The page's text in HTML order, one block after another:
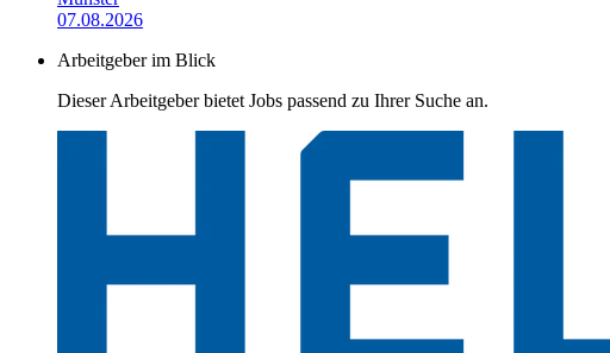
07.08.2026
Arbeitgeber im Blick
Dieser Arbeitgeber bietet Jobs passend zu Ihrer Suche an.